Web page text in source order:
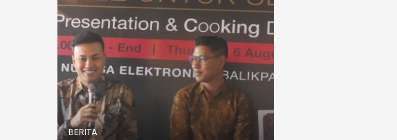
BERITA